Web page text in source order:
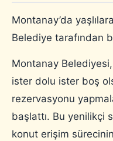
Montanay’da
Belediye tarafından
Montanay Belediyesi,
ister dolu ister boş
rezervasyonu
başlattı. Bu yenilikçi
konut erişim